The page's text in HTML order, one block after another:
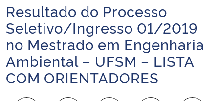
Ministério da Agricultura, Pecuária e Abastecimento
Ministério da Educação
Ministério da Cidadania
Ministério da Saúde
Início do conteúdo
Resultado do Processo
Seletivo/Ingresso 01/2019
no Mestrado em Engenharia
Ambiental – UFSM – LISTA
COM ORIENTADORES